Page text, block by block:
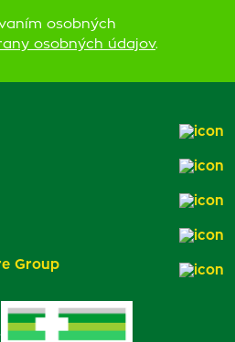
osobných
osobných údajov.
Group